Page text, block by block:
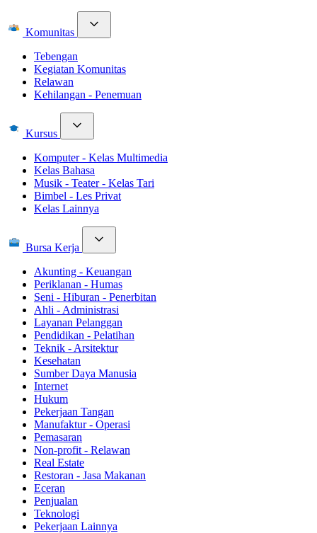
Komunitas
Tebengan
Kegiatan Komunitas
Relawan
Kehilangan - Penemuan
Kursus
Komputer - Kelas Multimedia
Kelas Bahasa
Musik - Teater - Kelas Tari
Bimbel - Les Privat
Kelas Lainnya
Bursa Kerja
Akunting - Keuangan
Periklanan - Humas
Seni - Hiburan - Penerbitan
Ahli - Administrasi
Layanan Pelanggan
Pendidikan - Pelatihan
Teknik - Arsitektur
Kesehatan
Sumber Daya Manusia
Internet
Hukum
Pekerjaan Tangan
Manufaktur - Operasi
Pemasaran
Non-profit - Relawan
Real Estate
Restoran - Jasa Makanan
Eceran
Penjualan
Teknologi
Pekerjaan Lainnya